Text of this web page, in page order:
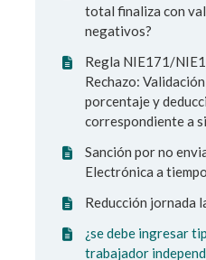
total finaliza con
negativos?
Regla NIE171/
Rechazo:
porcentaje y
correspondiente a
Sanción por no
Electrónica a tiempo
Reducción jornada
¿se debe ingresar
trabajador